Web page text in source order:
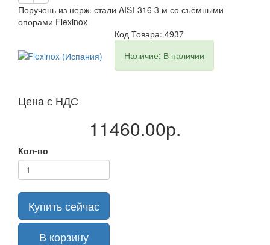
Поручень из нерж. стали AISI-316 3 м со съёмными
опорами Flexinox
Код Товара: 4937
Наличие: В наличии
Цена с НДС
11460.00р.
Кол-во
Купить сейчас
В корзину